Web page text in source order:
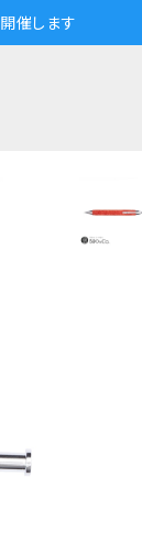
催します